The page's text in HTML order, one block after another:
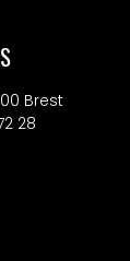
Brest
28